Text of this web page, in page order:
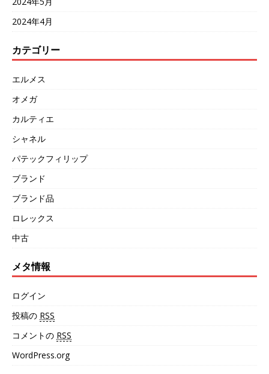
2024年4月
カテゴリー
エルメス
オメガ
カルティエ
シャネル
パテックフィリップ
ブランド
ブランド品
ロレックス
中古
メタ情報
ログイン
投稿の RSS
コメントの RSS
WordPress.org